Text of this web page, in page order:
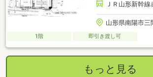
ＪＲ山形新幹
山形県南陽市三
1階 即引き渡し可
もっと見る